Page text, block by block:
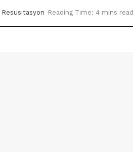
Resusitasyon Reading Time: 4 mins read